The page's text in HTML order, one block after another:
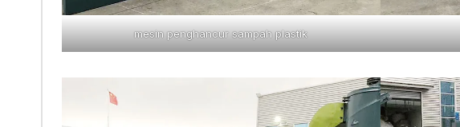
mesin penghancur sampah plastik